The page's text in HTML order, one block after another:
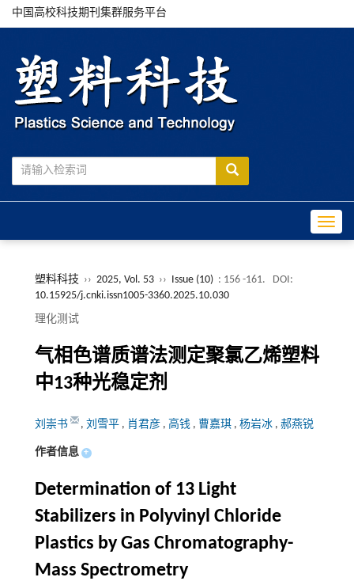
中国高校科技期刊集群服务平台
塑料科技 ›› 2025, Vol. 53 ›› Issue (10) : 156 -161.
DOI:
10.15925/j.cnki.issn1005-3360.2025.10.030
理化测试
气相色谱质谱法测定聚氯乙烯塑料
中13种光稳定剂
刘崇书 , 刘雪平 , 肖君彦 , 高钱 , 曹嘉琪 , 杨岩冰 , 郝燕锐
作者信息 +
Determination of 13 Light
Stabilizers in Polyvinyl Chloride
Plastics by Gas Chromatography-
Mass Spectrometry